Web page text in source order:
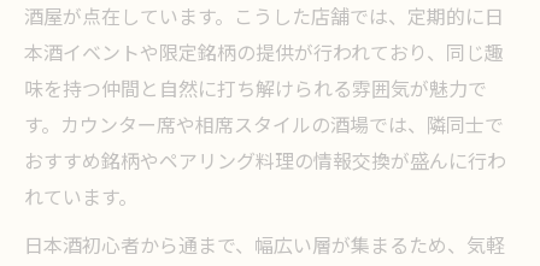
酒屋が点在しています。こうした店舗では、定期的に日
本酒イベントや限定銘柄の提供が行われており、同じ趣
味を持つ仲間と自然に打ち解けられる雰囲気が魅力で
す。カウンター席や相席スタイルの酒場では、隣同士で
おすすめ銘柄やペアリング料理の情報交換が盛んに行わ
れています。
日本酒初心者から通まで、幅広い層が集まるため、気軽